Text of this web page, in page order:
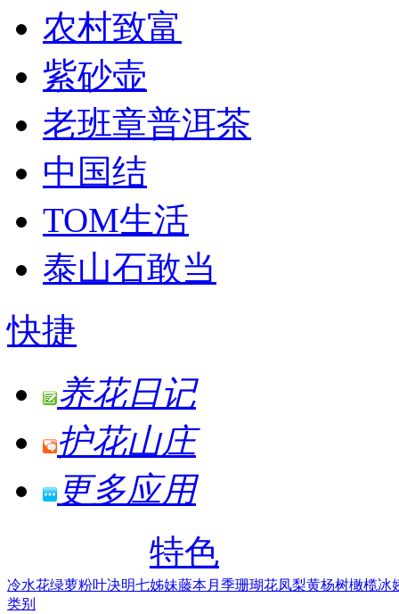
农村致富
紫砂壶
老班章普洱茶
中国结
TOM生活
泰山石敢当
快捷
养花日记
护花山庄
更多应用
特色
冷水花绿萝粉叶决明七姊妹藤本月季珊瑚花凤梨黄杨树橄榄冰
类别